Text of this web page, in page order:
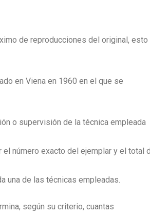
de reproducciones del original, esto
en Viena en 1960 en el que se
o supervisión de la técnica empleada
número exacto del ejemplar y el total
una de las técnicas empleadas.
según su criterio, cuantas